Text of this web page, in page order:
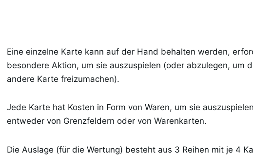
Eine einzelne Karte kann auf der Hand behalten werden,
besondere Aktion, um sie auszuspielen (oder abzulegen, um
andere Karte freizumachen).
Jede Karte hat Kosten in Form von Waren, um sie
entweder von Grenzfeldern oder von Warenkarten.
Die Auslage (für die Wertung) besteht aus 3 Reihen mit je 4